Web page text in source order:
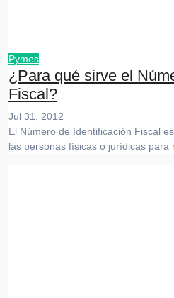
Pymes
¿Para qué sirve el
Fiscal?
Jul 31, 2012
El Número de Identificación Fiscal es la identificación que precisan
las personas físicas o jurídicas para